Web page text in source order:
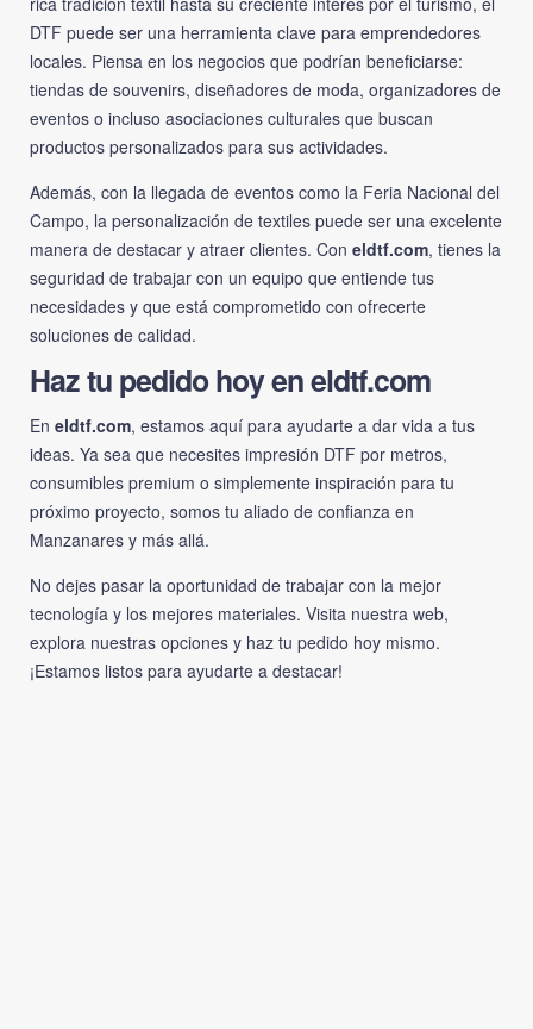
DTF puede ser una herramienta clave para emprendedores
locales. Piensa en los negocios que podrían beneficiarse:
tiendas de souvenirs, diseñadores de moda, organizadores de
eventos o incluso asociaciones culturales que buscan
productos personalizados para sus actividades.
Además, con la llegada de eventos como la Feria Nacional del
Campo, la personalización de textiles puede ser una excelente
manera de destacar y atraer clientes. Con eldtf.com, tienes la
seguridad de trabajar con un equipo que entiende tus
necesidades y que está comprometido con ofrecerte
soluciones de calidad.
Haz tu pedido hoy en eldtf.com
En eldtf.com, estamos aquí para ayudarte a dar vida a tus
ideas. Ya sea que necesites impresión DTF por metros,
consumibles premium o simplemente inspiración para tu
próximo proyecto, somos tu aliado de confianza en
Manzanares y más allá.
No dejes pasar la oportunidad de trabajar con la mejor
tecnología y los mejores materiales. Visita nuestra web,
explora nuestras opciones y haz tu pedido hoy mismo.
¡Estamos listos para ayudarte a destacar!